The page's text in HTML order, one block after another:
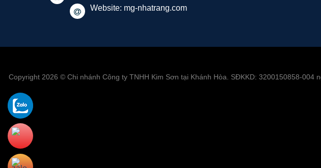
Website: mg-nhatrang.com
Copyright 2026 © Chi nhánh Công ty TNHH Kim Sơn tại Khánh Hòa. SĐKKD: 3200150858-